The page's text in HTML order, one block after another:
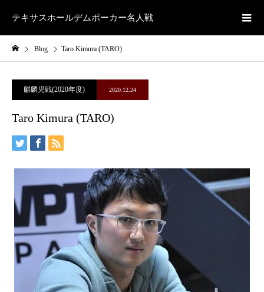
テキサスホールデムポーカー名人戦
Blog Taro Kimura (TARO)
麒麟児戦(2020年度) 2020.12.24
Taro Kimura (TARO)